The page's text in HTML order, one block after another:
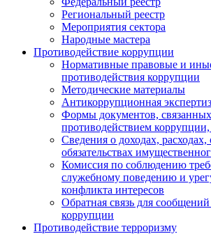
Региональный реестр
Мероприятия сектора
Народные мастера
Противодействие коррупции
Нормативные правовые и
противодействия коррупции
Методические материалы
Антикоррупционная
Формы документов,
противодействием
Сведения о доходах,
обязательствах
Комиссия по соблюдению
служебному поведению и
конфликта интересов
Обратная связь для
коррупции
Противодействие терроризму